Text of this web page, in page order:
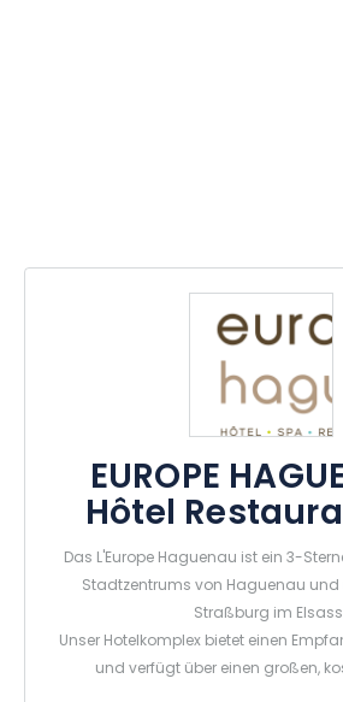
EUROPE
Hôtel
Das L'Europe Haguenau ist ein 3-
Stadtzentrums von Haguenau und
Straßburg im
Unser Hotelkomplex bietet einen
und verfügt über einen großen,